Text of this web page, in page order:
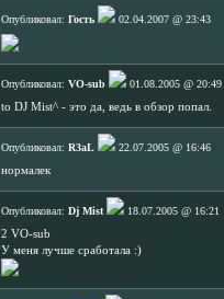
Опубликовал: Гость 02.04.2007 @ 23:43
Опубликовал: VO-sub
01.08.2005 @ 20:49
to DJ Mist^ - это да, ведь в обзор попал.
Опубликовал: R3aL
22.07.2005 @ 16:46
нормалек
Опубликовал: Dj Mist
18.07.2005 @ 16:21
2 VO-sub
У меня лучше сработала :)